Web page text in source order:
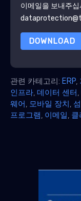
이메일을 보내주십
DOWNLOAD
관련 카테고리: ERP
인프라 데이터 센터
웨어 모바일 장치
프로그램 이메일 클